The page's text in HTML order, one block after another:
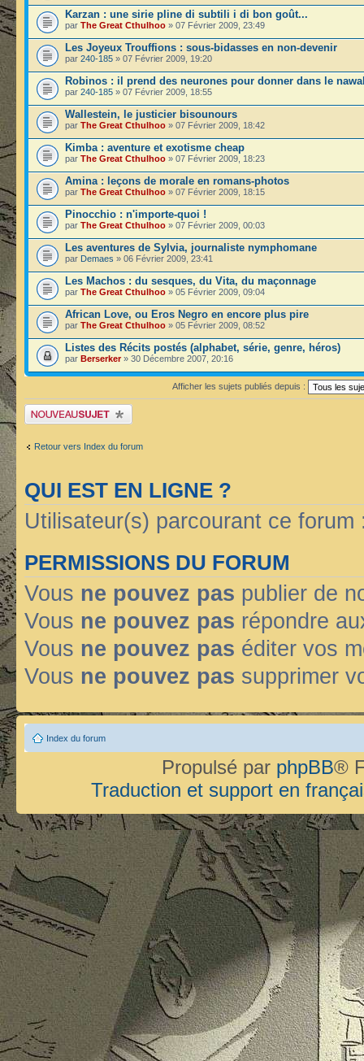
Karzan : une sirie pline di subtili i di bon goût...
par The Great Cthulhoo » 07 Février 2009, 23:49
Les Joyeux Trouffions : sous-bidasses en non-devenir
par 240-185 » 07 Février 2009, 19:20
Robinos : il prend des neurones pour donner dans le
par 240-185 » 07 Février 2009, 18:55
Wallestein, le justicier bisounours
par The Great Cthulhoo » 07 Février 2009, 18:42
Kimba : aventure et exotisme cheap
par The Great Cthulhoo » 07 Février 2009, 18:23
Amina : leçons de morale en romans-photos
par The Great Cthulhoo » 07 Février 2009, 18:15
Pinocchio : n'importe-quoi !
par The Great Cthulhoo » 07 Février 2009, 00:03
Les aventures de Sylvia, journaliste nymphomane
par Demaes » 06 Février 2009, 23:41
Les Machos : du sesques, du Vita, du maçonnage
par The Great Cthulhoo » 05 Février 2009, 09:04
African Love, ou Eros Negro en encore plus pire
par The Great Cthulhoo » 05 Février 2009, 08:52
Listes des Récits postés (alphabet, série, genre, héros)
par Berserker» 30 Décembre 2007, 20:16
Afficher les sujets publiés depuis :
Publier un nouveau sujet
Retour vers Index du forum
QUI EST EN LIGNE ?
Utilisateur(s) parcourant ce
PERMISSIONS DU FORUM
Vous ne pouvez pas publier de
Vous ne pouvez pas répondre
Vous ne pouvez pas éditer vos
Vous ne pouvez pas supprimer
Index du forum
Propulsé par phpBB®
Traduction et support en